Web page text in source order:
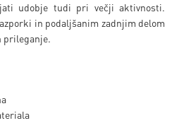
udobje tudi pri večji aktivnosti.
in podaljšanim zadnjim delom
prileganje.